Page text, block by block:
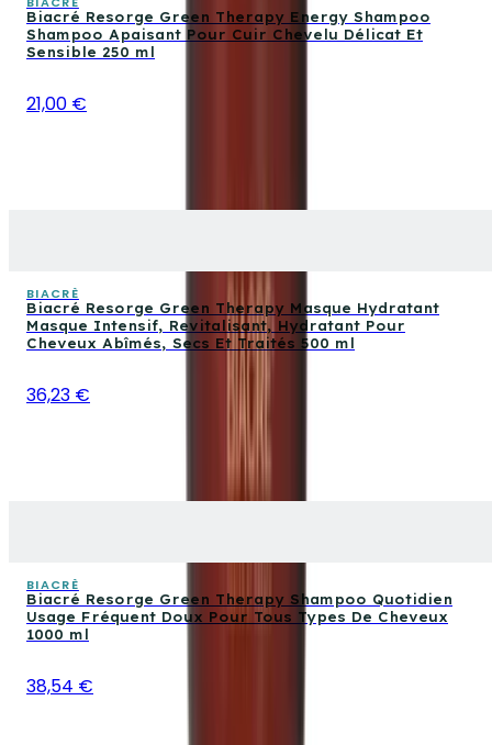
Biacré Resorge Green Therapy Energy Shampoo
Shampoo Apaisant Pour Cuir Chevelu Délicat Et
Sensible 250 ml
21,00 €
BIACRÈ
Biacré Resorge Green Therapy Masque Hydratant
Masque Intensif, Revitalisant, Hydratant Pour
Cheveux Abîmés, Secs Et Traités 500 ml
36,23 €
BIACRÈ
Biacré Resorge Green Therapy Shampoo Quotidien
Usage Fréquent Doux Pour Tous Types De Cheveux
1000 ml
38,54 €